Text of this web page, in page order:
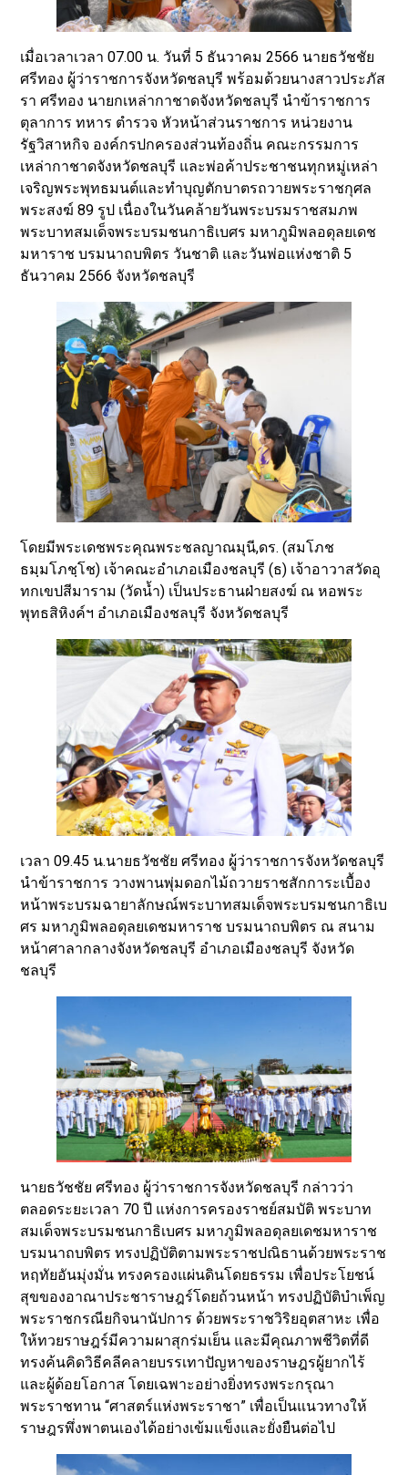
เมื่อเวลาเวลา 07.00 น. วันที่ 5 ธันวาคม 2566 นายธวัชชัย
ศรีทอง ผู้ว่าราชการจังหวัดชลบุรี พร้อมด้วยนางสาวประภัส
รา ศรีทอง นายกเหล่ากาชาดจังหวัดชลบุรี นำข้าราชการ
ตุลาการ ทหาร ตำรวจ หัวหน้าส่วนราชการ หน่วยงาน
รัฐวิสาหกิจ องค์กรปกครองส่วนท้องถิ่น คณะกรรมการ
เหล่ากาชาดจังหวัดชลบุรี และพ่อค้าประชาชนทุกหมู่เหล่า
เจริญพระพุทธมนต์และทำบุญตักบาตรถวายพระราชกุศล
พระสงฆ์ 89 รูป เนื่องในวันคล้ายวันพระบรมราชสมภพ
พระบาทสมเด็จพระบรมชนกาธิเบศร มหาภูมิพลอดุลยเดช
มหาราช บรมนาถบพิตร วันชาติ และวันพ่อแห่งชาติ 5
ธันวาคม 2566 จังหวัดชลบุรี
โดยมีพระเดชพระคุณพระชลญาณมุนี,ดร. (สมโภช
ธมฺมโภชฺโช) เจ้าคณะอำเภอเมืองชลบุรี (ธ) เจ้าอาวาสวัดอุ
ทกเขปสีมาราม (วัดน้ำ) เป็นประธานฝ่ายสงฆ์ ณ หอพระ
พุทธสิหิงค์ฯ อำเภอเมืองชลบุรี จังหวัดชลบุรี
เวลา 09.45 น.นายธวัชชัย ศรีทอง ผู้ว่าราชการจังหวัดชลบุรี
นำข้าราชการ วางพานพุ่มดอกไม้ถวายราชสักการะเบื้อง
หน้าพระบรมฉายาลักษณ์พระบาทสมเด็จพระบรมชนกาธิเบ
ศร มหาภูมิพลอดุลยเดชมหาราช บรมนาถบพิตร ณ สนาม
หน้าศาลากลางจังหวัดชลบุรี อำเภอเมืองชลบุรี จังหวัด
ชลบุรี
นายธวัชชัย ศรีทอง ผู้ว่าราชการจังหวัดชลบุรี กล่าวว่า
ตลอดระยะเวลา 70 ปี แห่งการครองราชย์สมบัติ พระบาท
สมเด็จพระบรมชนกาธิเบศร มหาภูมิพลอดุลยเดชมหาราช
บรมนาถบพิตร ทรงปฏิบัติตามพระราชปณิธานด้วยพระราช
หฤทัยอันมุ่งมั่น ทรงครองแผ่นดินโดยธรรม เพื่อประโยชน์
สุขของอาณาประชาราษฎร์โดยถ้วนหน้า ทรงปฏิบัติบำเพ็ญ
พระราชกรณียกิจนานัปการ ด้วยพระราชวิริยอุตสาหะ เพื่อ
ให้ทวยราษฎร์มีความผาสุกร่มเย็น และมีคุณภาพชีวิตที่ดี
ทรงค้นคิดวิธีคลีคลายบรรเทาปัญหาของราษฎรผู้ยากไร้
และผู้ด้อยโอกาส โดยเฉพาะอย่างยิ่งทรงพระกรุณา
พระราชทาน “ศาสตร์แห่งพระราชา” เพื่อเป็นแนวทางให้
ราษฎรพึ่งพาตนเองได้อย่างเข้มแข็งและยั่งยืนต่อไป